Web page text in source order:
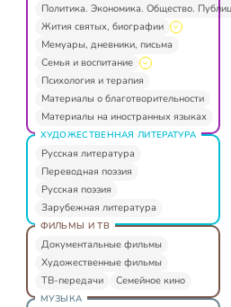
Политика. Экономика. Общество.
Жития святых, биографии
Мемуары, дневники, письма
Семья и воспитание
Психология и терапия
Материалы о благотворительности
Материалы на иностранных языках
ХУДОЖЕСТВЕННАЯ ЛИТЕРАТУРА
Русская литература
Переводная поэзия
Русская поэзия
Зарубежная литература
ФИЛЬМЫ И ТВ
Документальные фильмы
Художественные фильмы
ТВ-передачи
Семейное кино
МУЗЫКА